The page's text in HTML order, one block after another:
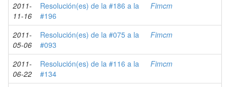
2011-
11-16
Resolución(es) de la #186 a la
#196
Fimcm
2011-
05-06
Resolución(es) de la #075 a la
#093
Fimcm
2011-
06-22
Resolución(es) de la #116 a la
#134
Fimcm